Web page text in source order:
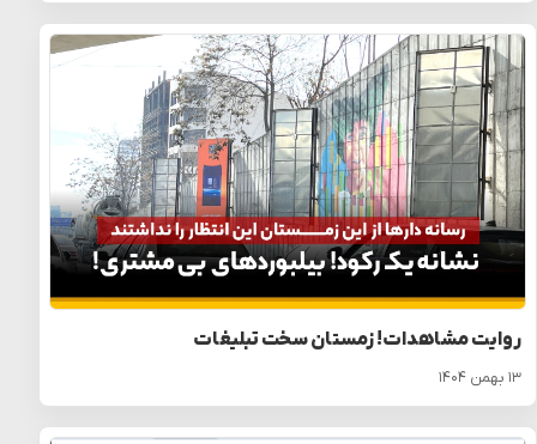
روایت مشاهدات! زمستان سخت تبلیغات
۱۳ بهمن ۱۴۰۴